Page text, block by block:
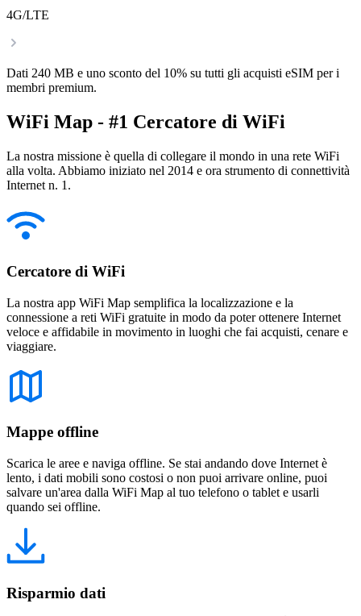
4G/LTE
Dati 240 MB e uno sconto del 10% su tutti gli acquisti eSIM per i
membri premium.
WiFi Map - #1 Cercatore di WiFi
La nostra missione è quella di collegare il mondo in una rete WiFi
alla volta. Abbiamo iniziato nel 2014 e ora strumento di connettività
Internet n. 1.
Cercatore di WiFi
La nostra app WiFi Map semplifica la localizzazione e la
connessione a reti WiFi gratuite in modo da poter ottenere Internet
veloce e affidabile in movimento in luoghi che fai acquisti, cenare e
viaggiare.
Mappe offline
Scarica le aree e naviga offline. Se stai andando dove Internet è
lento, i dati mobili sono costosi o non puoi arrivare online, puoi
salvare un'area dalla WiFi Map al tuo telefono o tablet e usarli
quando sei offline.
Risparmio dati